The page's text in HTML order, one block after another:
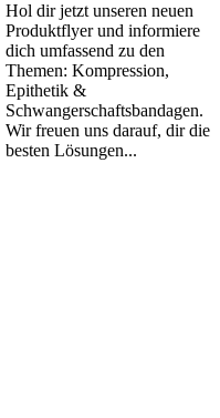
Hol dir jetzt unseren neuen
Produktflyer und informiere
dich umfassend zu den
Themen: Kompression,
Epithetik &
Schwangerschaftsbandagen.
Wir freuen uns darauf, dir die
besten Lösungen...